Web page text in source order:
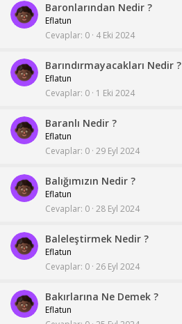
Baronlarından Nedir ?
Eflatun
Cevaplar 0 4 Eki 2024
Barındırmayacakları Nedir ?
Eflatun
Cevaplar 0 1 Eki 2024
Baranlı Nedir ?
Eflatun
Cevaplar 0 29 Eyl 2024
Balığımızın Nedir ?
Eflatun
Cevaplar 0 28 Eyl 2024
Baleleştirmek Nedir ?
Eflatun
Cevaplar 0 26 Eyl 2024
Bakırlarına Ne Demek ?
Eflatun